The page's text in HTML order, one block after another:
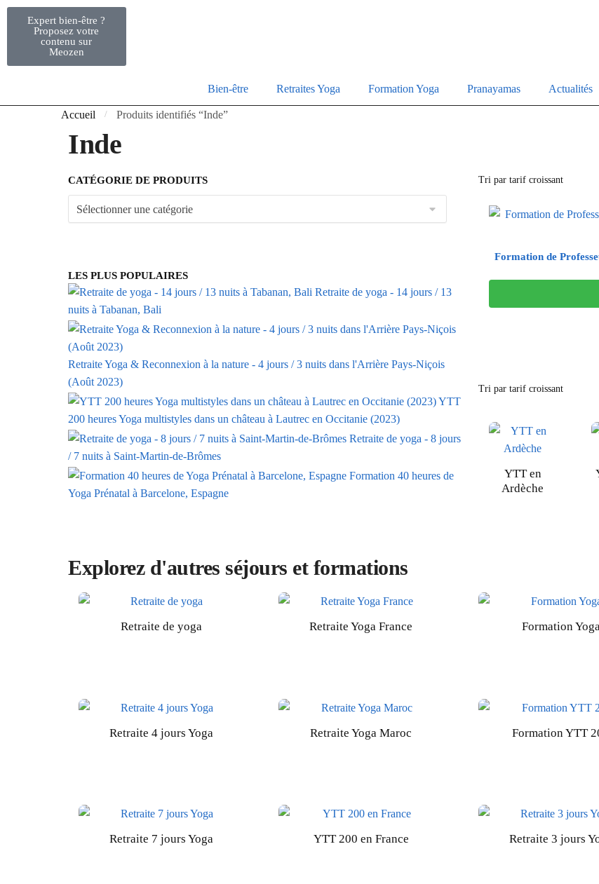
Expert bien-être ?
Proposez votre
contenu sur
Meozen
Bien-être Retraites Yoga Formation Yoga Pranayamas Actualités
Accueil / Produits identifiés “Inde”
Inde
CATÉGORIE DE PRODUITS
LES PLUS POPULAIRES
Retraite de yoga - 14 jours / 13
nuits à Tabanan, Bali
Retraite Yoga & Reconnexion à la nature - 4 jours / 3 nuits dans l'Arrière Pays-Niçois
(Août 2023)
YTT
200 heures Yoga multistyles dans un château à Lautrec en Occitanie (2023)
Retraite de yoga - 8 jours
/ 7 nuits à Saint-Martin-de-Brômes
Formation 40 heures de
Yoga Prénatal à Barcelone, Espagne
Formation de
YTT en
Ardèche
Explorez d'autres séjours et formations
Retraite de yoga Retraite Yoga France Formation
Retraite 4 jours Yoga Retraite Yoga Maroc Formation YTT
Retraite 7 jours Yoga YTT 200 en France Retraite 3 jours